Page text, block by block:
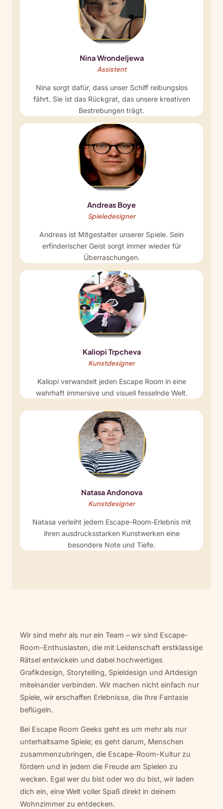
Nina Wrondeljewa
Assistent
Nina sorgt dafür, dass unser Schiff reibungslos
fährt. Sie ist das Rückgrat, das unsere kreativen
Bestrebungen trägt.
Andreas Boye
Spieledesigner
Andreas ist Mitgestalter unserer Spiele. Sein
erfinderischer Geist sorgt immer wieder für
Überraschungen.
Kaliopi Trpcheva
Kunstdesigner
Kaliopi verwandelt jeden Escape Room in eine
wahrhaft immersive und visuell fesselnde Welt.
Natasa Andonova
Kunstdesigner
Natasa verleiht jedem Escape-Room-Erlebnis mit
ihren ausdrucksstarken Kunstwerken eine
besondere Note und Tiefe.
Wir sind mehr als nur ein Team – wir sind Escape-
Room-Enthusiasten, die mit Leidenschaft erstklassige
Rätsel entwickeln und dabei hochwertiges
Grafikdesign, Storytelling, Spieldesign und Artdesign
miteinander verbinden. Wir machen nicht einfach nur
Spiele, wir erschaffen Erlebnisse, die Ihre Fantasie
beflügeln.
Bei Escape Room Geeks geht es um mehr als nur
unterhaltsame Spiele; es geht darum, Menschen
zusammenzubringen, die Escape-Room-Kultur zu
fördern und in jedem die Freude am Spielen zu
wecken. Egal wer du bist oder wo du bist, wir laden
dich ein, eine Welt voller Spaß direkt in deinem
Wohnzimmer zu entdecken.